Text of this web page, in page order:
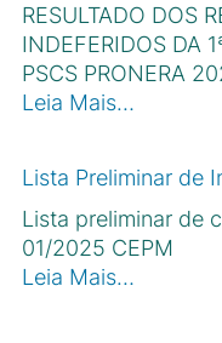
RESULTADO DOS
INDEFERIDOS DA
PSCS PRONERA
Leia Mais…
Lista Preliminar de
Lista preliminar de
01/2025 CEPM
Leia Mais…